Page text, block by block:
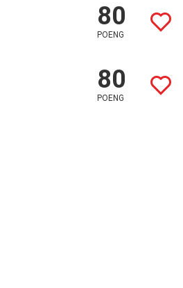
80
POENG
80
POENG